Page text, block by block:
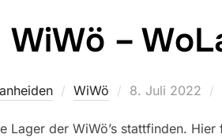
WiWö –
WiWö
Veröffentlicht
8. Juli 2022
Lager der WiWö’s stattfinden.